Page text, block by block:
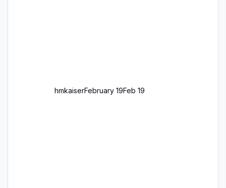
hmkaiserFebruary 19Feb 19